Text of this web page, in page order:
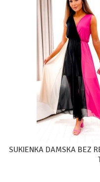
SUKIENKA DAMSKA BEZ